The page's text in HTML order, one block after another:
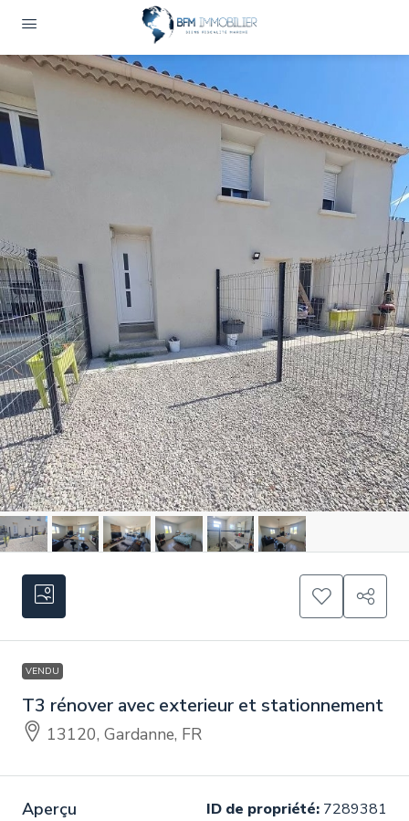
VENDU
T3 rénover avec exterieur et stationnement
13120, Gardanne, FR
Aperçu ID de propriété: 7289381